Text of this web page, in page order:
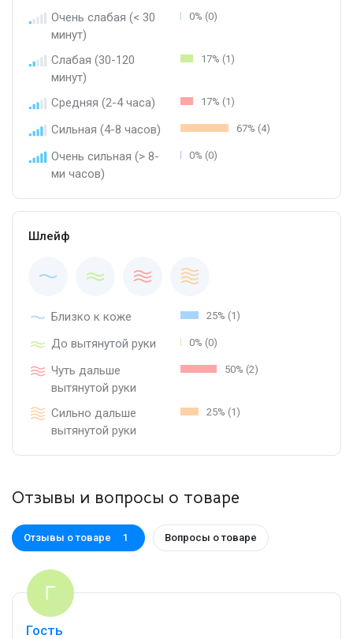
Очень слабая (< 30
минут)
0% (0)
Слабая (30-120
минут)
17% (1)
Средняя (2-4 часа) 17% (1)
Сильная (4-8 часов) 67% (4)
Очень сильная (> 8-
ми часов)
0% (0)
Шлейф
Близко к коже 25% (1)
До вытянутой руки 0% (0)
Чуть дальше
вытянутой руки
50% (2)
Сильно дальше
вытянутой руки
25% (1)
Отзывы и вопросы о товаре
Отзывы о товаре 1 Вопросы о товаре
Гость